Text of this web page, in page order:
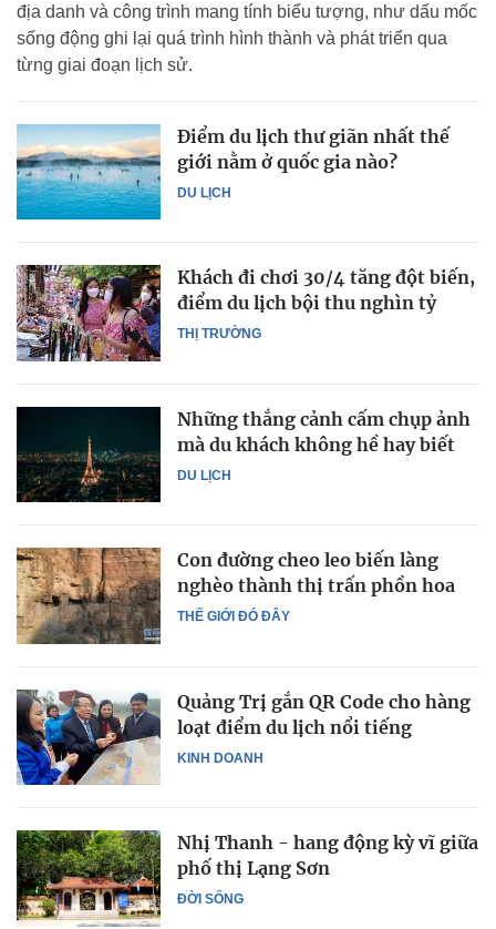
địa danh và công trình mang tính biểu tượng, như dấu mốc
sống động ghi lại quá trình hình thành và phát triển qua
từng giai đoạn lịch sử.
DU LỊCH
Điểm du lịch thư giãn nhất thế
giới nằm ở quốc gia nào?
THỊ TRƯỜNG
Khách đi chơi 30/4 tăng đột biến,
điểm du lịch bội thu nghìn tỷ
DU LỊCH
Những thắng cảnh cấm chụp ảnh
mà du khách không hề hay biết
THẾ GIỚI ĐÓ ĐÂY
Con đường cheo leo biến làng
nghèo thành thị trấn phồn hoa
KINH DOANH
Quảng Trị gắn QR Code cho hàng
loạt điểm du lịch nổi tiếng
ĐỜI SỐNG
Nhị Thanh - hang động kỳ vĩ giữa
phố thị Lạng Sơn